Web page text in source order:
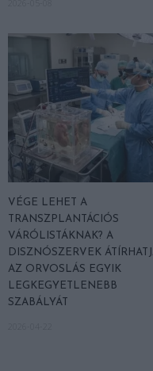
VÉGE LEHET A
TRANSZPLANTÁCIÓS
VÁRÓLISTÁKNAK? A
DISZNÓSZERVEK
AZ ORVOSLÁS EGYIK
LEGKEGYETLENEBB
SZABÁLYÁT